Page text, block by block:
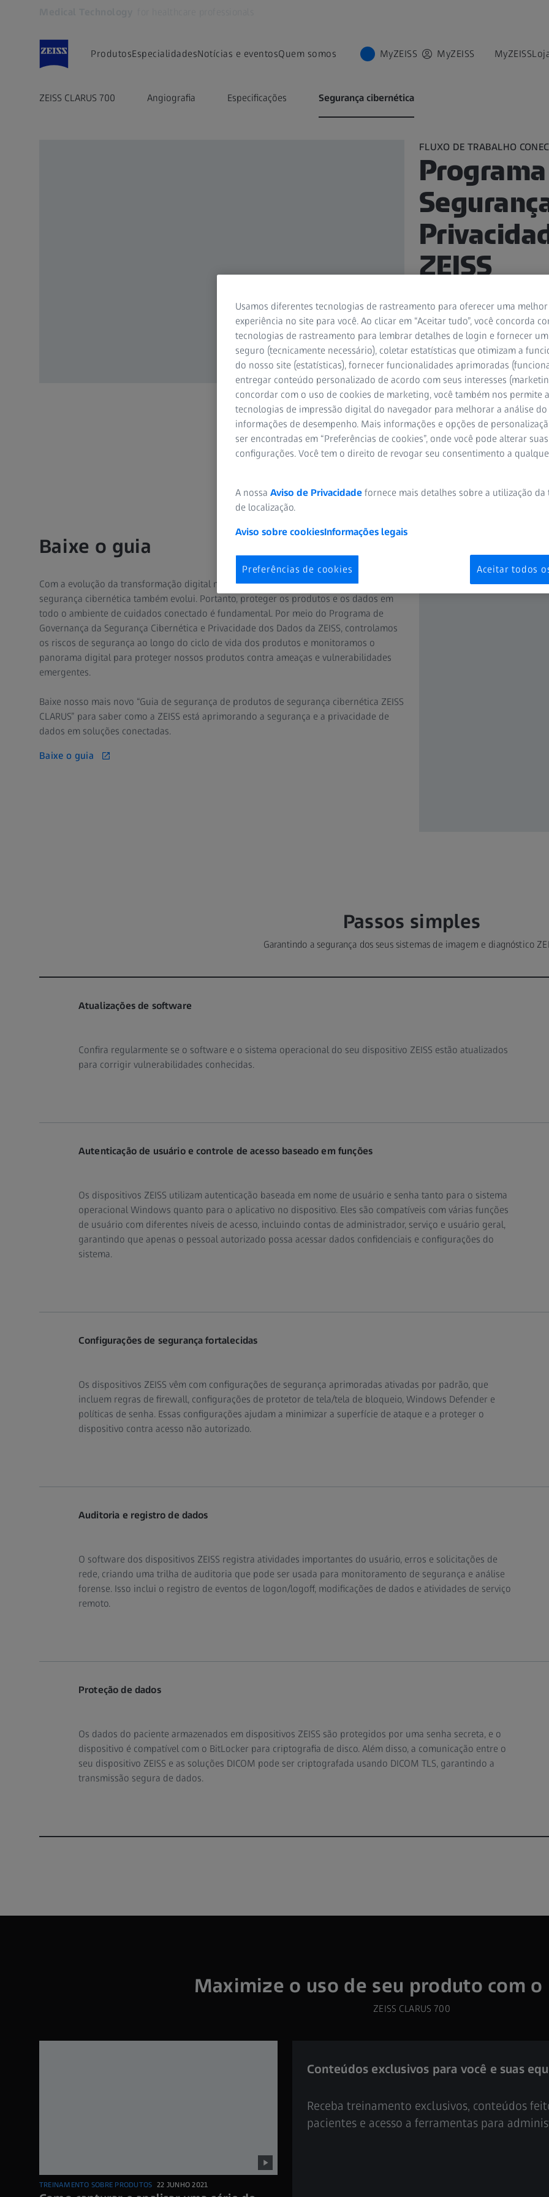
ProdutosEspecialidadesNotícias e eventosQuem somos MyZEISS MyZEISS MyZEISS
ZEISS CLARUS 700 Angiografia Especificações Segurança cibernética
FLUXO DE TRABALHO
ZEISS
Sistemas
Baixe o guia
Com a evolução da transformação digital na área da saúde, o panorama de ameaças à
segurança cibernética também evolui. Portanto, proteger os produtos e os dados em
todo o ambiente de cuidados conectado é fundamental. Por meio do Programa de
Governança da Segurança Cibernética e Privacidade dos Dados da ZEISS, controlamos
os riscos de segurança ao longo do ciclo de vida dos produtos e monitoramos o
panorama digital para proteger nossos produtos contra ameaças e vulnerabilidades
emergentes.
Baixe nosso mais novo “Guia de segurança de produtos de segurança cibernética ZEISS
CLARUS” para saber como a ZEISS está aprimorando a segurança e a privacidade de
dados em soluções conectadas.
Baixe o guia
Passos simples
Garantindo a segurança dos seus sistemas de imagem e diagnóstico
Atualizações de software
Confira regularmente se o software e o sistema operacional do seu dispositivo ZEISS estão atualizados
para corrigir vulnerabilidades conhecidas.
Autenticação de usuário e controle de acesso baseado em funções
Os dispositivos ZEISS utilizam autenticação baseada em nome de usuário e senha tanto para o sistema
operacional Windows quanto para o aplicativo no dispositivo. Eles são compatíveis com várias funções
de usuário com diferentes níveis de acesso, incluindo contas de administrador, serviço e usuário geral,
garantindo que apenas o pessoal autorizado possa acessar dados confidenciais e configurações do
sistema.
Configurações de segurança fortalecidas
Os dispositivos ZEISS vêm com configurações de segurança aprimoradas ativadas por padrão, que
incluem regras de firewall, configurações de protetor de tela/tela de bloqueio, Windows Defender e
políticas de senha. Essas configurações ajudam a minimizar a superfície de ataque e a proteger o
dispositivo contra acesso não autorizado.
Auditoria e registro de dados
O software dos dispositivos ZEISS registra atividades importantes do usuário, erros e solicitações de
rede, criando uma trilha de auditoria que pode ser usada para monitoramento de segurança e análise
forense. Isso inclui o registro de eventos de logon/logoff, modificações de dados e atividades de serviço
remoto.
Proteção de dados
Os dados do paciente armazenados em dispositivos ZEISS são protegidos por uma senha secreta, e o
dispositivo é compatível com o BitLocker para criptografia de disco. Além disso, a comunicação entre o
seu dispositivo ZEISS e as soluções DICOM pode ser criptografada usando DICOM TLS, garantindo a
transmissão segura de dados.
Maximize o uso de seu produto com o
ZEISS CLARUS 700
TREINAMENTO SOBRE PRODUTOS 22 JUNHO 2021
Conteúdos exclusivos para você e suas
Receba treinamento exclusivos, conteúdos
pacientes e acesso a ferramentas para
Usamos diferentes tecnologias de rastreamento para oferecer uma melhor
experiência no site para você. Ao clicar em “Aceitar tudo”, você concorda
tecnologias de rastreamento para lembrar detalhes de login e fornecer
seguro (tecnicamente necessário), coletar estatísticas que otimizam a
do nosso site (estatísticas), fornecer funcionalidades aprimoradas
entregar conteúdo personalizado de acordo com seus interesses
concordar com o uso de cookies de marketing, você também nos permite
tecnologias de impressão digital do navegador para melhorar a análise do
informações de desempenho. Mais informações e opções de
ser encontradas em “Preferências de cookies”, onde você pode alterar suas
configurações. Você tem o direito de revogar seu consentimento a
A nossa Aviso de Privacidade fornece mais detalhes sobre a utilização
de localização.
Aviso sobre cookiesInformações legais
Preferências de cookies Aceitar todos